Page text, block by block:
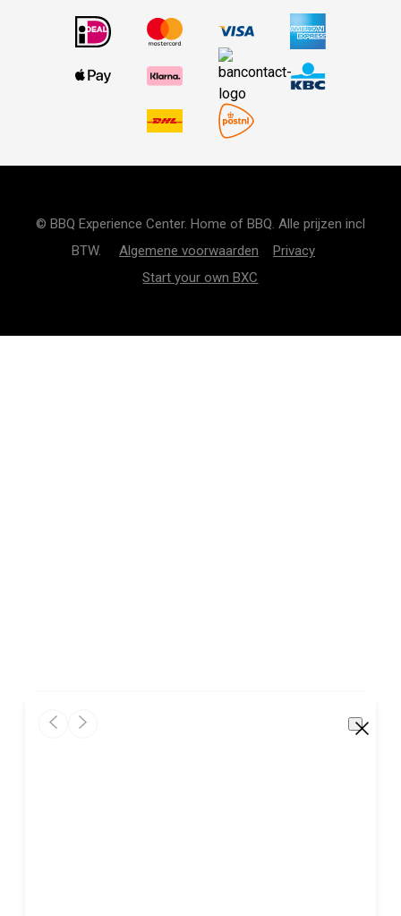
© BBQ Experience Center. Home of BBQ. Alle prijzen incl
BTW. Algemene voorwaarden
Privacy
Start your own BXC